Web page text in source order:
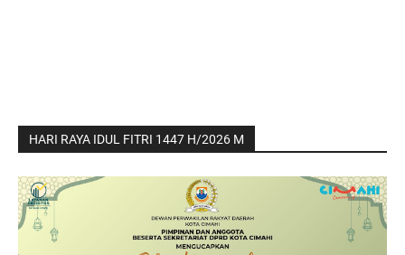
HARI RAYA IDUL FITRI 1447 H/2026 M